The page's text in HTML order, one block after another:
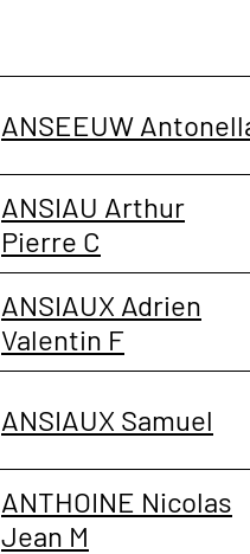
ANSEEUW
ANSIAU Arthur
Pierre C
ANSIAUX Adrien
Valentin F
ANSIAUX Samuel
ANTHOINE Nicolas
Jean M